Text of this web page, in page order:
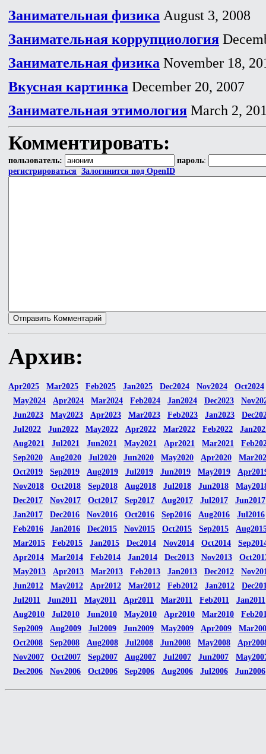
Занимательная физика August 3, 2008
Занимательная коррупциология
Занимательная физика November 18,
Вкусная картинка December 20, 2007
Занимательная этимология March 2,
Комментировать:
пользователь: пароль:
регистрироваться Залогинится под OpenID
Архив:
Apr2025 Mar2025 Feb2025 Jan2025 Dec2024 Nov2024
Oct2024
May2024
Apr2024 Mar2024 Feb2024 Jan2024 Dec2023
Jun2023
May2023 Apr2023 Mar2023 Feb2023 Jan2023
Jul2022
Jun2022 May2022 Apr2022 Mar2022 Feb2022
Aug2021
Jul2021 Jun2021 May2021 Apr2021 Mar2021
Sep2020
Aug2020 Jul2020 Jun2020 May2020 Apr2020
Oct2019
Sep2019 Aug2019 Jul2019 Jun2019 May2019
Nov2018
Oct2018 Sep2018 Aug2018 Jul2018 Jun2018
Dec2017
Nov2017 Oct2017 Sep2017 Aug2017 Jul2017
Jun2017
Jan2017
Dec2016 Nov2016 Oct2016 Sep2016 Aug2016
Jul2016
Feb2016
Jan2016 Dec2015 Nov2015 Oct2015 Sep2015
Mar2015
Feb2015 Jan2015 Dec2014 Nov2014 Oct2014
Apr2014
Mar2014 Feb2014 Jan2014 Dec2013 Nov2013
May2013
Apr2013 Mar2013 Feb2013 Jan2013 Dec2012
Jun2012
May2012 Apr2012 Mar2012 Feb2012 Jan2012
Jul2011
Jun2011 May2011 Apr2011 Mar2011 Feb2011
Jan2011
Aug2010
Jul2010 Jun2010 May2010 Apr2010 Mar2010
Sep2009
Aug2009 Jul2009 Jun2009 May2009 Apr2009
Oct2008
Sep2008 Aug2008 Jul2008 Jun2008 May2008
Nov2007
Oct2007 Sep2007 Aug2007 Jul2007 Jun2007
Dec2006
Nov2006 Oct2006 Sep2006 Aug2006 Jul2006 Jun2006